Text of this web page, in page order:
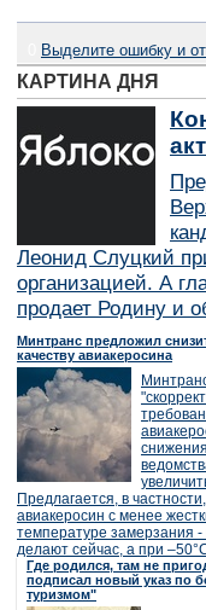
Выделите ошибку и
КАРТИНА ДНЯ
Леонид Слуцкий
организацией. А
продает Родину и
Минтранс предложил
качеству авиакеросина
Предлагается, в
авиакеросин с менее
температуре замерзания -
делают сейчас, а при
Где родился, там не
подписал новый указ по
туризмом"